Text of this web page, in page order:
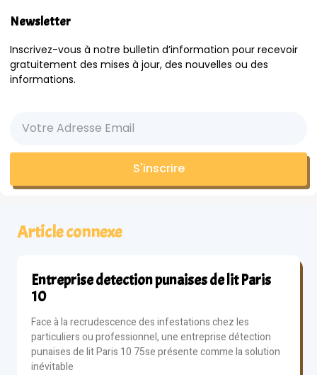
Newsletter
Inscrivez-vous à notre bulletin d’information pour recevoir
gratuitement des mises à jour, des nouvelles ou des
informations.
S'inscrire
Article connexe
Entreprise detection punaises de lit Paris
10
Face à la recrudescence des infestations chez les
particuliers ou professionnel, une entreprise détection
punaises de lit Paris 10 75se présente comme la solution
inévitable